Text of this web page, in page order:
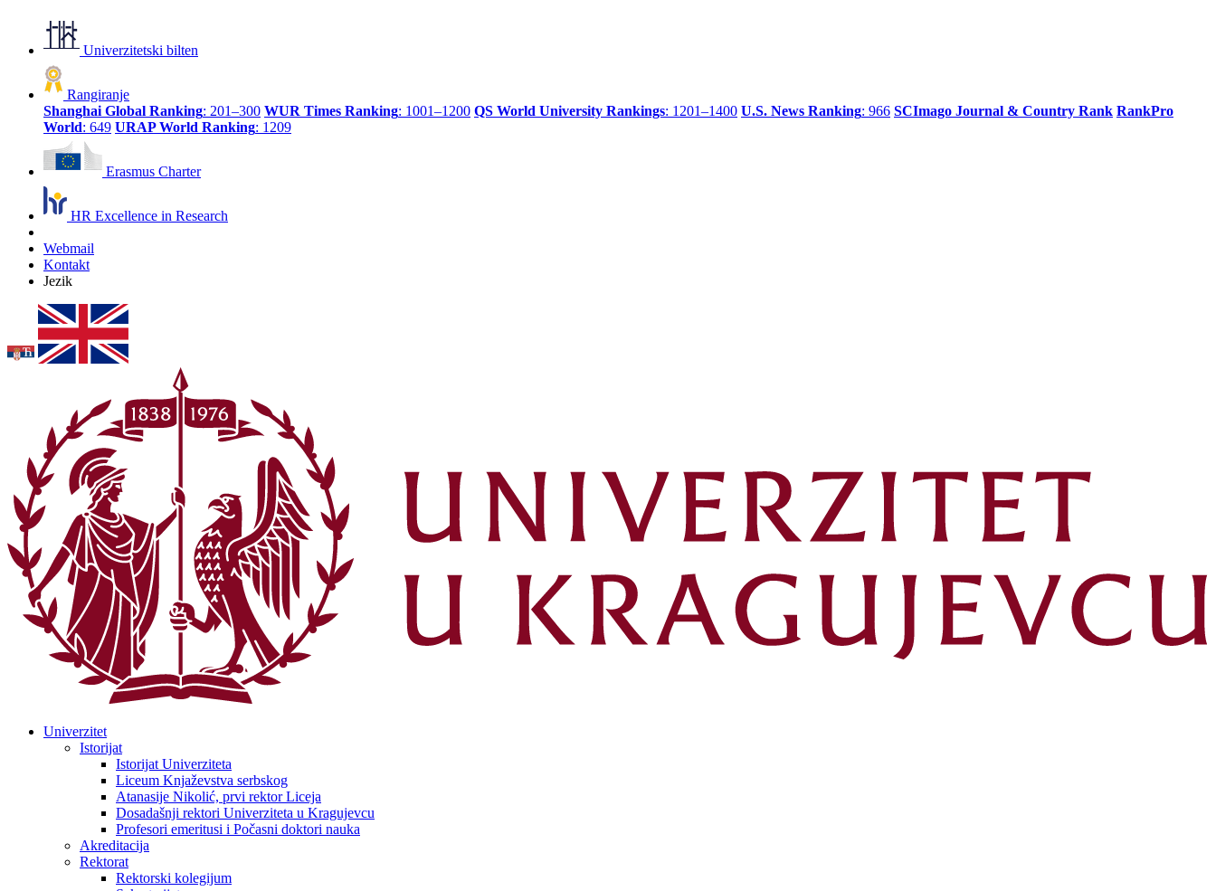
Univerzitetski bilten
Rangiranje
Shanghai Global Ranking: 201–300 WUR Times Ranking: 1001–1200 QS World University Rankings: 1201–1400 U.S. News Ranking: 966 SCImago Journal & Country Rank RankPro
World: 649 URAP World Ranking: 1209
Erasmus Charter
HR Excellence in Research
Webmail
Kontakt
Jezik
Univerzitet
Istorijat
Istorijat Univerziteta
Liceum Knjaževstva serbskog
Atanasije Nikolić, prvi rektor Liceja
Dosadašnji rektori Univerziteta u Kragujevcu
Profesori emeritusi i Počasni doktori nauka
Akreditacija
Rektorat
Rektorski kolegijum